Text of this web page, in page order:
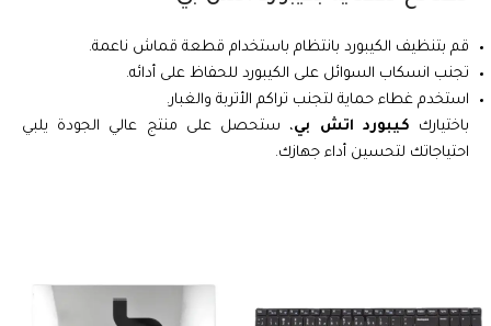
قم بتنظيف الكيبورد بانتظام باستخدام قطعة قماش ناعمة.
تجنب انسكاب السوائل على الكيبورد للحفاظ على أدائه.
استخدم غطاء حماية لتجنب تراكم الأتربة والغبار.
باختيارك كيبورد اتش بي، ستحصل على منتج عالي الجودة يلبي
احتياجاتك لتحسين أداء جهازك.